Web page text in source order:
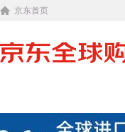
京东首页